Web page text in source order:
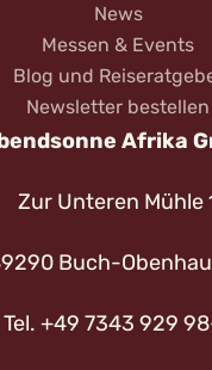
News
Messen & Events
Blog und
Newsletter bestellen
Afrika
Zur Unteren Mühle
Buch-
Tel. +49 7343 929